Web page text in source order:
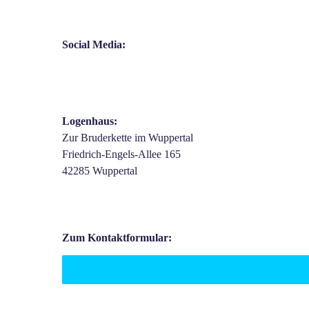
Social Media:
Logenhaus:
Zur Bruderkette im Wuppertal
Friedrich-Engels-Allee 165
42285 Wuppertal
Zum Kontaktformular: